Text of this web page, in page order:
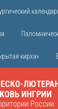
кирха»
ИНГРИИ
России